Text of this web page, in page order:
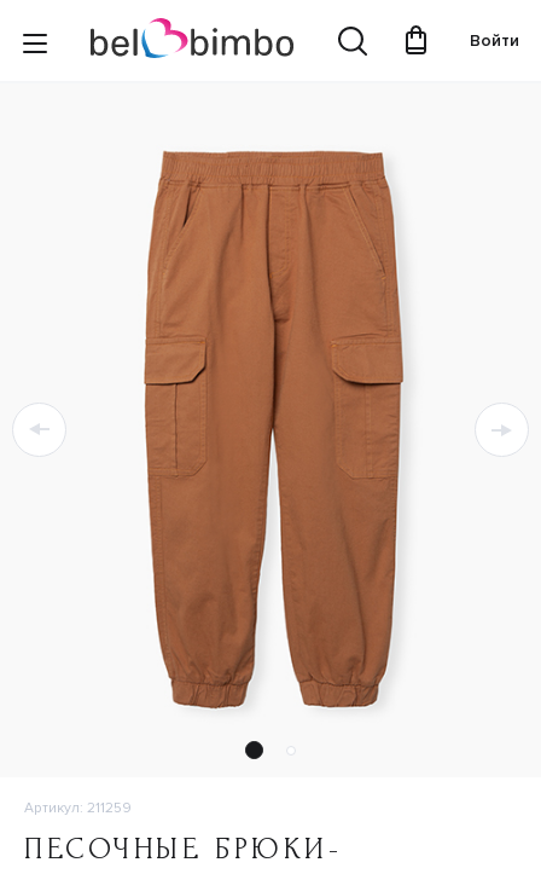
Войти
Артикул: 211259
ПЕСОЧНЫЕ БРЮКИ-